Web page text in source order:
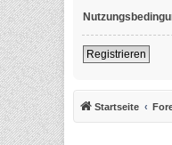
Registrieren
Startseite